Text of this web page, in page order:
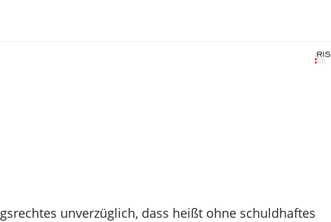
unverzüglich, dass heißt ohne schuldhaftes